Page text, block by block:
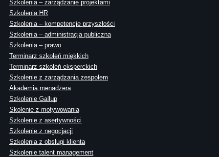
Szkolenia – zarządzanie projektami
Szkolenia HR
Szkolenia – kompetencje przyszłości
Szkolenia – administracja publiczna
Szkolenia – prawo
Terminarz szkoleń miękkich
Terminarz szkoleń eksperckich
Szkolenie z zarządzania zespołem
Akademia menadżera
Szkolenie Gallup
Skolenie z motywowania
Szkolenie z asertywności
Szkolenie z negocjacji
Szkolenia z obsługi klienta
Szkolenie talent management